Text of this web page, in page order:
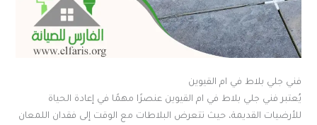
فني جلي بلاط في ام القيوين
يُعتبر فني جلي بلاط في ام القيوين عنصرًا مهمًا في إعادة الحياة
للأرضيات القديمة، حيث تتعرض البلاطات مع الوقت إلى فقدان اللمعان